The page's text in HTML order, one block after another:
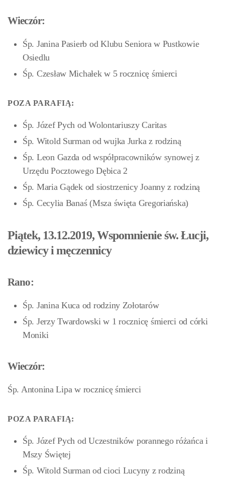
Wieczór:
Śp. Janina Pasierb od Klubu Seniora w Pustkowie
Osiedlu
Śp. Czesław Michałek w 5 rocznicę śmierci
POZA PARAFIĄ:
Śp. Józef Pych od Wolontariuszy Caritas
Śp. Witold Surman od wujka Jurka z rodziną
Śp. Leon Gazda od współpracowników synowej z
Urzędu Pocztowego Dębica 2
Śp. Maria Gądek od siostrzenicy Joanny z rodziną
Śp. Cecylia Banaś (Msza święta Gregoriańska)
Piątek, 13.12.2019, Wspomnienie św. Łucji,
dziewicy i męczennicy
Rano:
Śp. Janina Kuca od rodziny Zołotarów
Śp. Jerzy Twardowski w 1 rocznicę śmierci od córki
Moniki
Wieczór:
Śp. Antonina Lipa w rocznicę śmierci
POZA PARAFIĄ:
Śp. Józef Pych od Uczestników porannego różańca i
Mszy Świętej
Śp. Witold Surman od cioci Lucyny z rodziną